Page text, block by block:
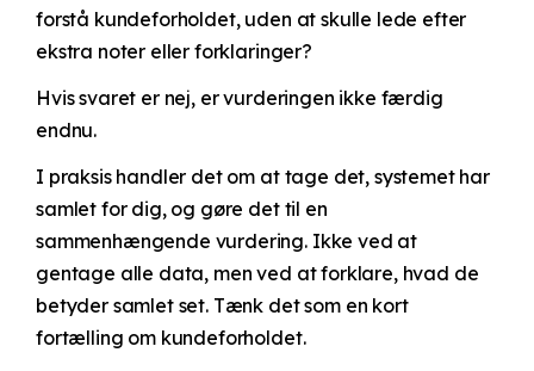
forstå kundeforholdet, uden at skulle lede efter
ekstra noter eller forklaringer?
Hvis svaret er nej, er vurderingen ikke færdig
endnu.
I praksis handler det om at tage det, systemet har
samlet for dig, og gøre det til en
sammenhængende vurdering. Ikke ved at
gentage alle data, men ved at forklare, hvad de
betyder samlet set. Tænk det som en kort
fortælling om kundeforholdet.